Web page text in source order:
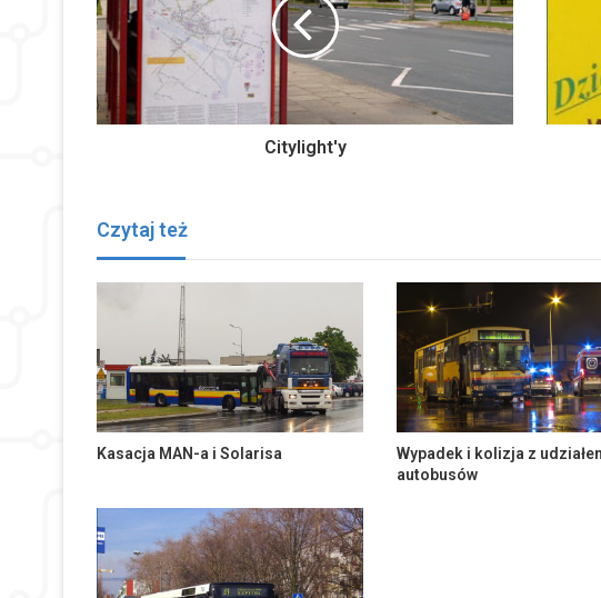
Citylight'y
Czytaj też
Kasacja MAN-a i Solarisa
Wypadek i kolizja z
autobusów